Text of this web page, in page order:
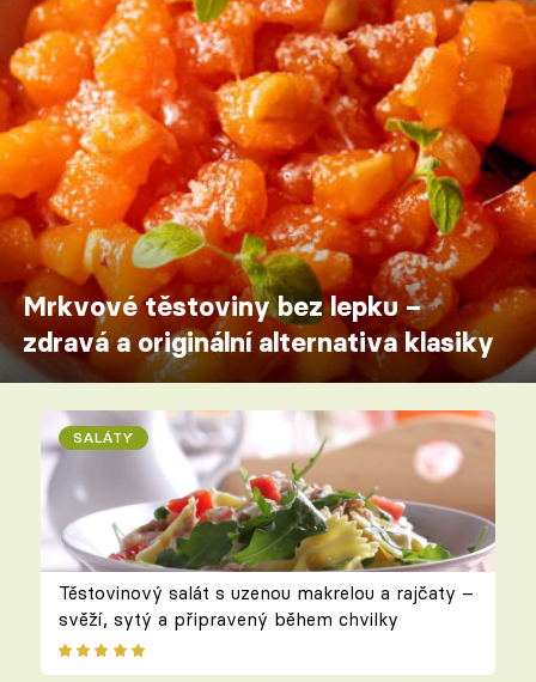
Mrkvové těstoviny bez lepku –
zdravá a originální alternativa klasiky
SALÁTY
Těstovinový salát s uzenou makrelou a rajčaty –
svěží, sytý a připravený během chvilky